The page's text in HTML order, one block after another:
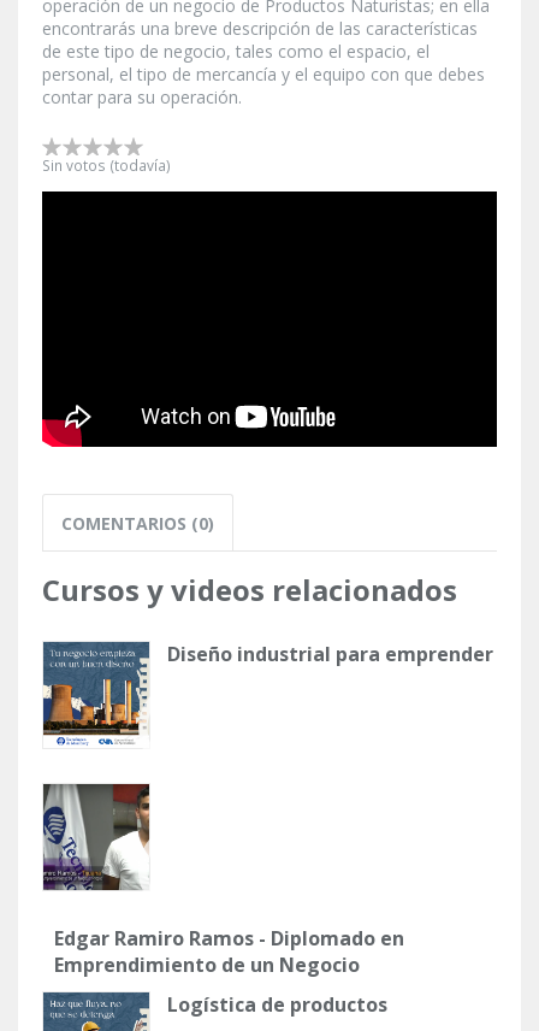
operación de un negocio de Productos Naturistas; en ella
encontrarás una breve descripción de las características
de este tipo de negocio, tales como el espacio, el
personal, el tipo de mercancía y el equipo con que debes
contar para su operación.
Sin votos (todavía)
COMENTARIOS (0)
Cursos y videos relacionados
Diseño industrial para emprender
Edgar Ramiro Ramos - Diplomado en
Emprendimiento de un Negocio
Propio
Logística de productos